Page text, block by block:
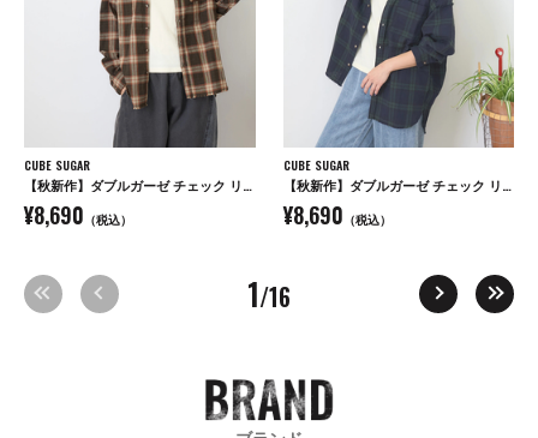
CUBE SUGAR
【秋新作】ダブルガーゼ チェック リバーシブル レギュラーシャツ
¥8,690 （税込）
CUBE SUGAR
【秋新作】ダブルガーゼ チェック リバーシブル レギュラーシャツ
¥8,690 （税込）
1/16